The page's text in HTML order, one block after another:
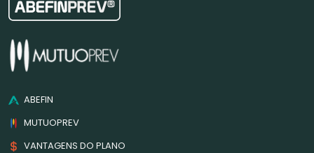
ABEFIN
MUTUOPREV
VANTAGENS DO PLANO